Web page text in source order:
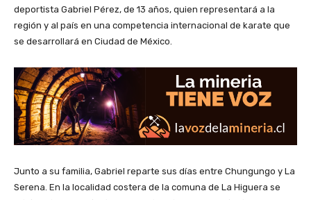
deportista Gabriel Pérez, de 13 años, quien representará a la
región y al país en una competencia internacional de karate que
se desarrollará en Ciudad de México.
Junto a su familia, Gabriel reparte sus días entre Chungungo y La
Serena. En la localidad costera de la comuna de La Higuera se